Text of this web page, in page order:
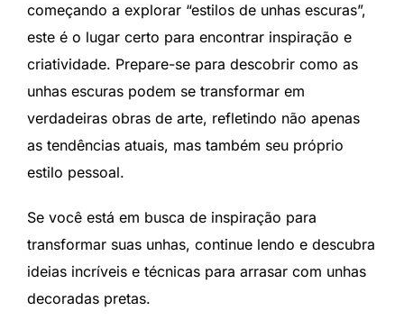
começando a explorar “estilos de unhas escuras”,
este é o lugar certo para encontrar inspiração e
criatividade. Prepare-se para descobrir como as
unhas escuras podem se transformar em
verdadeiras obras de arte, refletindo não apenas
as tendências atuais, mas também seu próprio
estilo pessoal.
Se você está em busca de inspiração para
transformar suas unhas, continue lendo e descubra
ideias incríveis e técnicas para arrasar com unhas
decoradas pretas.